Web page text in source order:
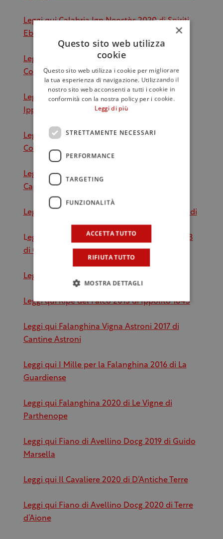
Leggi qui Calabria Igp Neostòs 2020 di Spiriti
Ebbri
Leggi qui Calabria Igp Rèfulu 2020 di Casa
Comerci
Leggi qui Calabria Igt Pecorello 2020 di
Ippolito 1845
Leggi qui Calabria Igp ‘A Batia 2017 di Casa
Comerci
Leggi qui Calabria Igp Mastrogiurato 2019 di
Caparra & Siciliani
Leggi qui Calabria Igt Megonio 2018 di Librandi
Leggi qui Cirò Doc Rosso Vintage Edition 2018
di Caparra & Siciliani
Leggi qui Volvito 2018 di Caparra & Siciliani
Leggi qui Ripe del Falco 2013 di Ippolito 1845
Leggi qui Falanghina Vigna Astroni 2017 di
Cantine Astroni
Leggi qui I Mille per la Falanghina 2016 di La
Guardiense
Leggi qui Falanghina 2020 di Le Vigne di
Parthenope
Leggi qui Fiano di Avellino Docg 2019 di Guido
Marsella
Leggi qui Il Cavaliere 2020 di D’Antiche Terre
Leggi qui Fiano di Avellino Docg 2020 di Terre
d’Aione
×
Questo sito web utilizza
cookie
Questo sito web utilizza i cookie per migliorare
la tua esperienza di navigazione. Utilizzando il
nostro sito web acconsenti a tutti i cookie in
conformità con la nostra policy per i cookie.
Leggi di più
STRETTAMENTE NECESSARI
PERFORMANCE
TARGETING
FUNZIONALITÀ
ACCETTA TUTTO
RIFIUTA TUTTO
MOSTRA DETTAGLI